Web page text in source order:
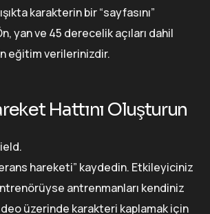
karakterin bir “sayfasını”
yan ve 45 derecelik açıları dahil
eğitim verilerinizdir.
Hattını Oluşturun
hareketi” kaydedin. Etkileyiciniz
antrenmanları kendiniz
üzerinde karakteri kaplamak için